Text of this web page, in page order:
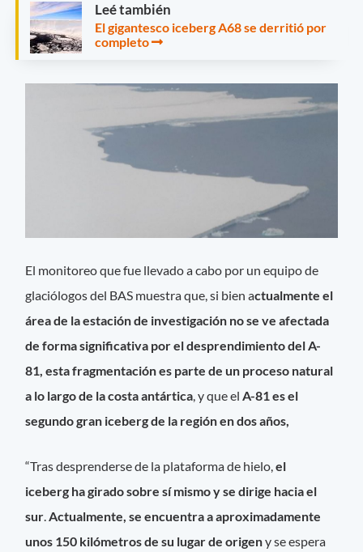
Leé también
El gigantesco iceberg A68 se derritió por
completo
El monitoreo que fue llevado a cabo por un equipo de
glaciólogos del BAS muestra que, si bien actualmente el
área de la estación de investigación no se ve afectada
de forma significativa por el desprendimiento del A-
81, esta fragmentación es parte de un proceso natural
a lo largo de la costa antártica, y que elA-81 es el
segundo gran iceberg de la región en dos años,
“Tras desprenderse de la plataforma de hielo,el
iceberg ha girado sobre sí mismo y se dirige hacia el
sur Actualmente, se encuentra a aproximadamente
unos 150 kilómetros de su lugar de origeny se espera